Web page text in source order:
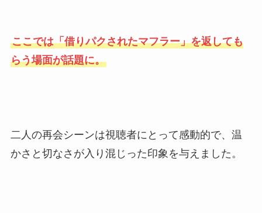
ここでは「借りパクされたマフラー」を返しても
らう場面が話題に。
二人の再会シーンは視聴者にとって感動的で、温
かさと切なさが入り混じった印象を与えました。